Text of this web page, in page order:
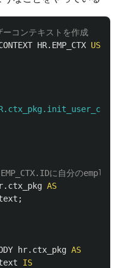
ーコンテキストを作成
HR. EMP_CTX USING
に自分の
. ctx_pkg AS
;
hr. ctx_pkg AS
IS